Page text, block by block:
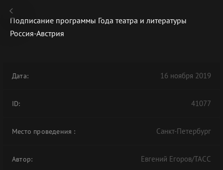
В АРХИВЕ
Подписание программы Года театра и литературы
Россия-Австрия
Дата: 16 ноября 2019
ID: 41077
Место проведения : Санкт-Петербург
Автор: Евгений Егоров/ТАСС